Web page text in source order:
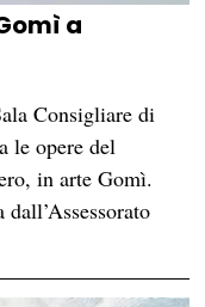
a
Consigliare di
le opere del
in arte Gomì.